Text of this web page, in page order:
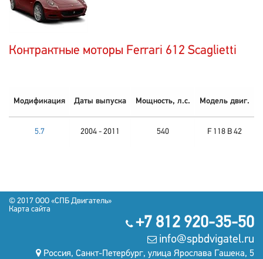
Контрактные моторы Ferrari 612 Scaglietti
Модификация Даты выпуска Мощность, л.с. Модель двиг.
5.7 2004 - 2011 540 F 118 B 42
© 2017 OOO «СПБ Двигатель»
Карта сайта
+7 812 920-35-50
info@spbdvigatel.ru
Россия, Санкт-Петербург, улица Ярослава Гашека, 5